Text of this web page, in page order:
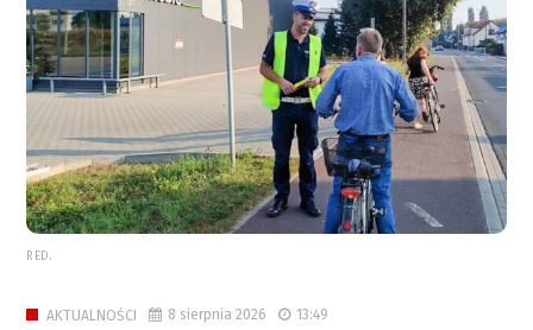
RED.
AKTUALNOŚCI 8 sierpnia 2026 13:49